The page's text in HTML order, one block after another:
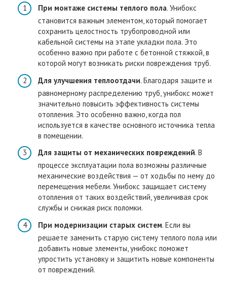
При монтаже системы теплого пола. Унибокс
становится важным элементом, который помогает
сохранить целостность трубопроводной или
кабельной системы на этапе укладки пола. Это
особенно важно при работе с бетонной стяжкой, в
которой могут возникать риски повреждения труб.
Для улучшения теплоотдачи. Благодаря защите и
равномерному распределению труб, унибокс может
значительно повысить эффективность системы
отопления. Это особенно важно, когда пол
используется в качестве основного источника тепла
в помещении.
Для защиты от механических повреждений. В
процессе эксплуатации пола возможны различные
механические воздействия — от ходьбы по нему до
перемещения мебели. Унибокс защищает систему
отопления от таких воздействий, увеличивая срок
службы и снижая риск поломки.
При модернизации старых систем. Если вы
решаете заменить старую систему теплого пола или
добавить новые элементы, унибокс поможет
упростить установку и защитить новые компоненты
от повреждений.